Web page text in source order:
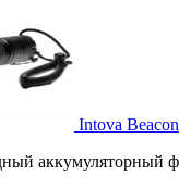
Intova Beacon
аккумуляторный